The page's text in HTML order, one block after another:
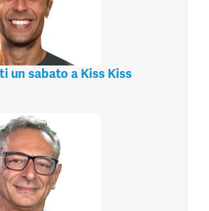
un sabato a Kiss Kiss